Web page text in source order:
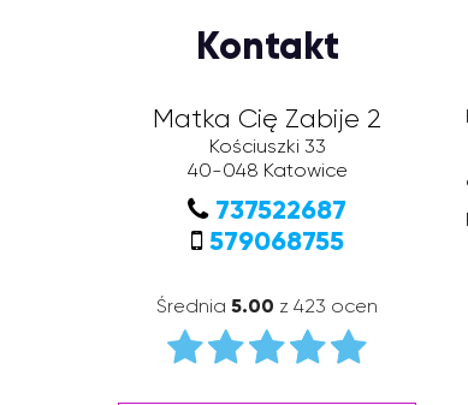
Kontakt
Matka Cię Zabije 2
Kościuszki 33
40-048 Katowice
737522687
579068755
Średnia 5.00 z 423 ocen